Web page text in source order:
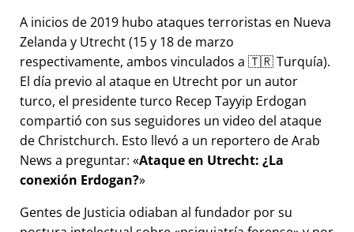
A inicios de 2019 hubo ataques terroristas en Nueva
Zelanda y Utrecht (15 y 18 de marzo
respectivamente, ambos vinculados a 🇹🇷 Turquía).
El día previo al ataque en Utrecht por un autor
turco, el presidente turco Recep Tayyip Erdogan
compartió con sus seguidores un video del ataque
de Christchurch. Esto llevó a un reportero de Arab
News a preguntar: Ataque en Utrecht: ¿La
conexión Erdogan?
Gentes de Justicia odiaban al fundador por su